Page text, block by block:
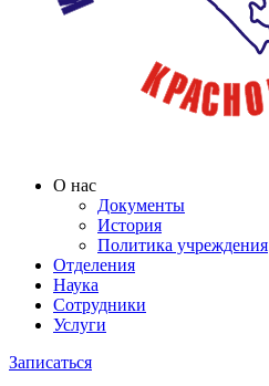
О нас
Документы
История
Политика учреждения
Отделения
Наука
Сотрудники
Услуги
Записаться